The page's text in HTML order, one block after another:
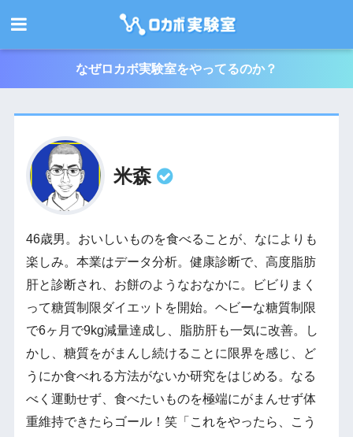
なぜロカボ実験室をやってるのか？
米森
46歳男。おいしいものを食べることが、なによりも
楽しみ。本業はデータ分析。健康診断で、高度脂肪
肝と診断され、お餅のようなおなかに。ビビりまく
って糖質制限ダイエットを開始。ヘビーな糖質制限
で6ヶ月で9kg減量達成し、脂肪肝も一気に改善。し
かし、糖質をがまんし続けることに限界を感じ、ど
うにか食べれる方法がないか研究をはじめる。なる
べく運動せず、食べたいものを極端にがまんせず体
重維持できたらゴール！笑「これをやったら、こう